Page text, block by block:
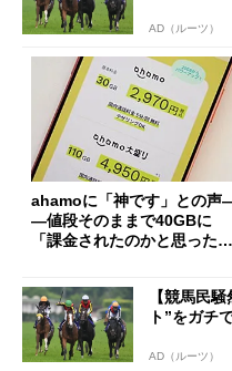
AD（ルーツ）
ahamoに「神です」との声
―値段そのままで40GBに
「課金されたのかと思った」
【競馬民
ト”をガチ
AD（ルーツ）